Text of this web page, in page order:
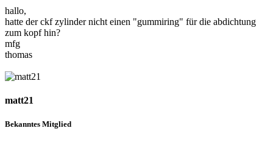
hallo,
hatte der ckf zylinder nicht einen "gummiring" für die abdichtung
zum kopf hin?
mfg
thomas
matt21
Bekanntes Mitglied